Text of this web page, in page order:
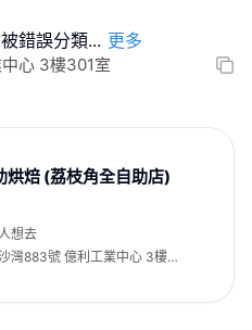
錯誤分類... 更多
心 3樓301室
烘焙 (荔枝角全自助店)
想去
灣883號 億利工業中心 3樓